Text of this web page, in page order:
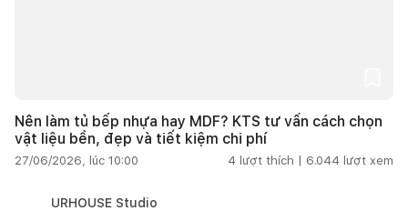
Nên làm tủ bếp nhựa hay MDF? KTS tư vấn cách chọn
vật liệu bền, đẹp và tiết kiệm chi phí
27/06/2026, lúc 10:00 4 lượt thích | 6.044 lượt xem
URHOUSE Studio